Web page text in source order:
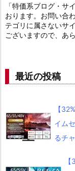
「特価系ブログ・サ
おります。お問い合
テゴリに属さないサ
ございますので、あ
最近の投稿
【
イム
るチ